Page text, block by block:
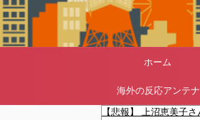
ホーム
海外の反応アンテナ